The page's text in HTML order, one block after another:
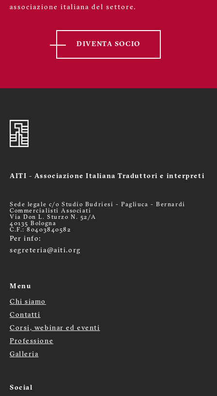
associazione italiana del settore.
DIVENTA SOCIO
AITI - Associazione Italiana Traduttori e interpreti
Sede legale c/o Studio Budriesi - Pagliuca - Bernardi
Commercialisti Associati
Via Don L. Sturzo N. 52/A
40135 Bologna
C.F.: 80403840582
Per info:
segreteria@aiti.org
Menu
Menù
footer
Chi siamo
Contatti
Corsi, webinar ed eventi
Professione
Galleria
Social